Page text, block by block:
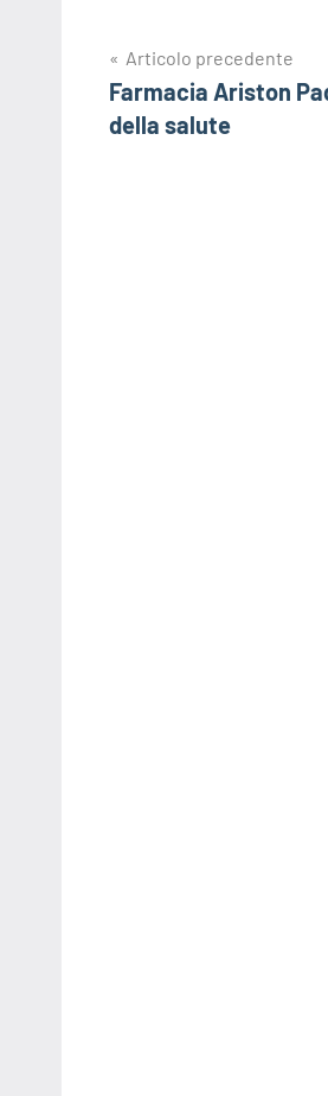
Navigazione
articoli
Articolo precedente
Farmacia Ariston
della salute